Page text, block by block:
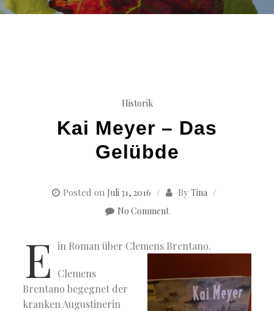
Historik
Kai Meyer – Das
Gelübde
Posted on Juli 31, 2016 By Tina
No Comment
E in Roman über Clemens Brentano.
Clemens
Brentano begegnet der
kranken Augustinerin